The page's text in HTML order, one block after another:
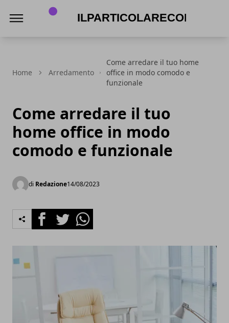
Home Arredamento
Come arredare il tuo home
office in modo comodo e
funzionale
Come arredare il tuo
home office in modo
comodo e funzionale
di Redazione14/08/2023
FacebookTwitterWhatsapp